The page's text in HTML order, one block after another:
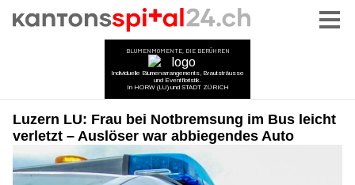
Luzern LU: Frau bei Notbremsung im Bus leicht
verletzt – Auslöser war abbiegendes Auto